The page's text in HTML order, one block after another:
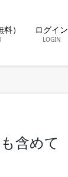
） ログイン
LOGIN
含めて